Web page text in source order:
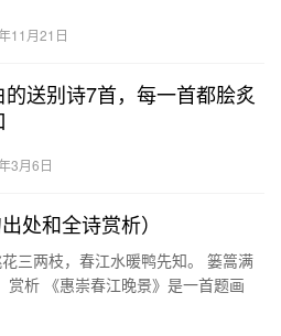
11月21日
的送别诗7首，每一首都脍炙
3月6日
处和全诗赏析）
三两枝，春江水暖鸭先知。 篓篙满
析 《惠崇春江晚景》是一首题画